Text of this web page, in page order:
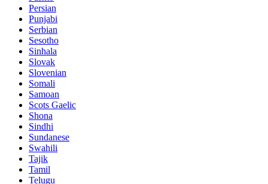
Persian
Punjabi
Serbian
Sesotho
Sinhala
Slovak
Slovenian
Somali
Samoan
Scots Gaelic
Shona
Sindhi
Sundanese
Swahili
Tajik
Tamil
Telugu